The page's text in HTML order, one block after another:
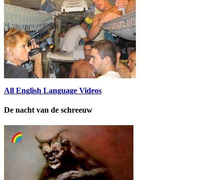
All English Language Videos
De nacht van de schreeuw